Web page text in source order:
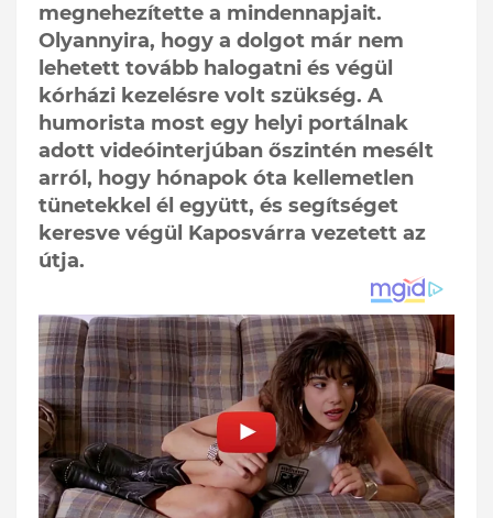
megnehezítette a mindennapjait.
Olyannyira, hogy a dolgot már nem
lehetett tovább halogatni és végül
kórházi kezelésre volt szükség. A
humorista most egy helyi portálnak
adott videóinterjúban őszintén mesélt
arról, hogy hónapok óta kellemetlen
tünetekkel él együtt, és segítséget
keresve végül Kaposvárra vezetett az
útja.